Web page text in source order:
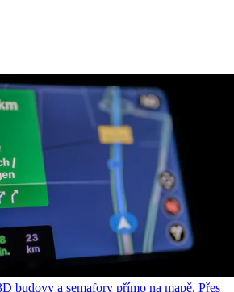
budovy a semafory přímo na mapě. Přes